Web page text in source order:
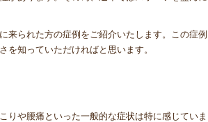
来られた方の症例をご紹介いたします。この症例
を知っていただければと思います。
りや腰痛といった一般的な症状は特に感じていま